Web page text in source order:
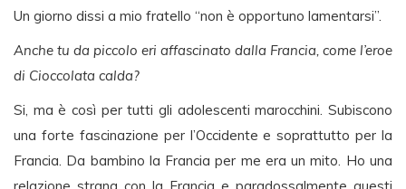
Un giorno dissi a mio fratello “non è opportuno lamentarsi”.
Anche tu da piccolo eri affascinato dalla Francia, come l’eroe
di Cioccolata calda?
Si, ma è così per tutti gli adolescenti marocchini. Subiscono
una forte fascinazione per l’Occidente e soprattutto per la
Francia. Da bambino la Francia per me era un mito. Ho una